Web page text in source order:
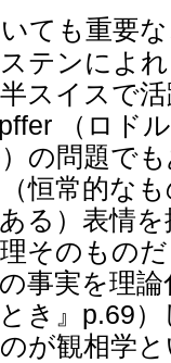
ても重要
テンによれ
スイスで
（ロドル
の問題で
恒常的な
る）表情
そのもの
事実を理
き』p.69
が観相学